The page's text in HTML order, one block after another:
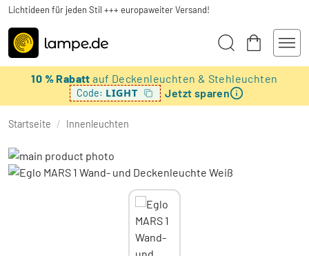
Lichtideen für jeden Stil +++ europaweiter Versand!
10 % Rabattauf Deckenleuchten & Stehleuchten
Code: LIGHT Jetzt sparen
Startseite / Innenleuchten